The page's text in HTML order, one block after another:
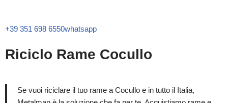
+39 351 698 6550whatsapp
Riciclo Rame Cocullo
Se vuoi riciclare il tuo rame a Cocullo e in tutto il Italia,